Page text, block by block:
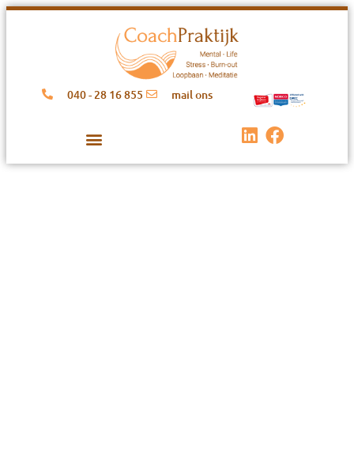
040 - 28 16 855 mail ons